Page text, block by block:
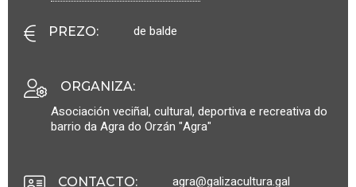
PREZO: de balde
ORGANIZA:
Asociación veciñal, cultural, deportiva e recreativa do
barrio da Agra do Orzán "Agra"
CONTACTO: agra@galizacultura.gal